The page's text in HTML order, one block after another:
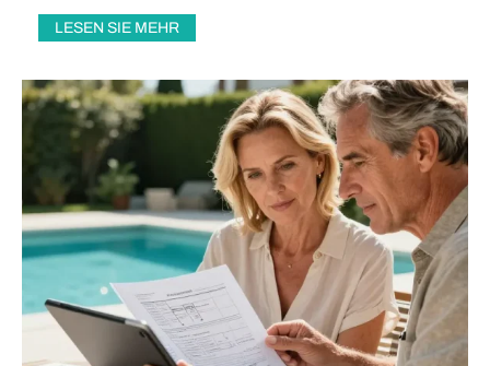
LESEN SIE MEHR